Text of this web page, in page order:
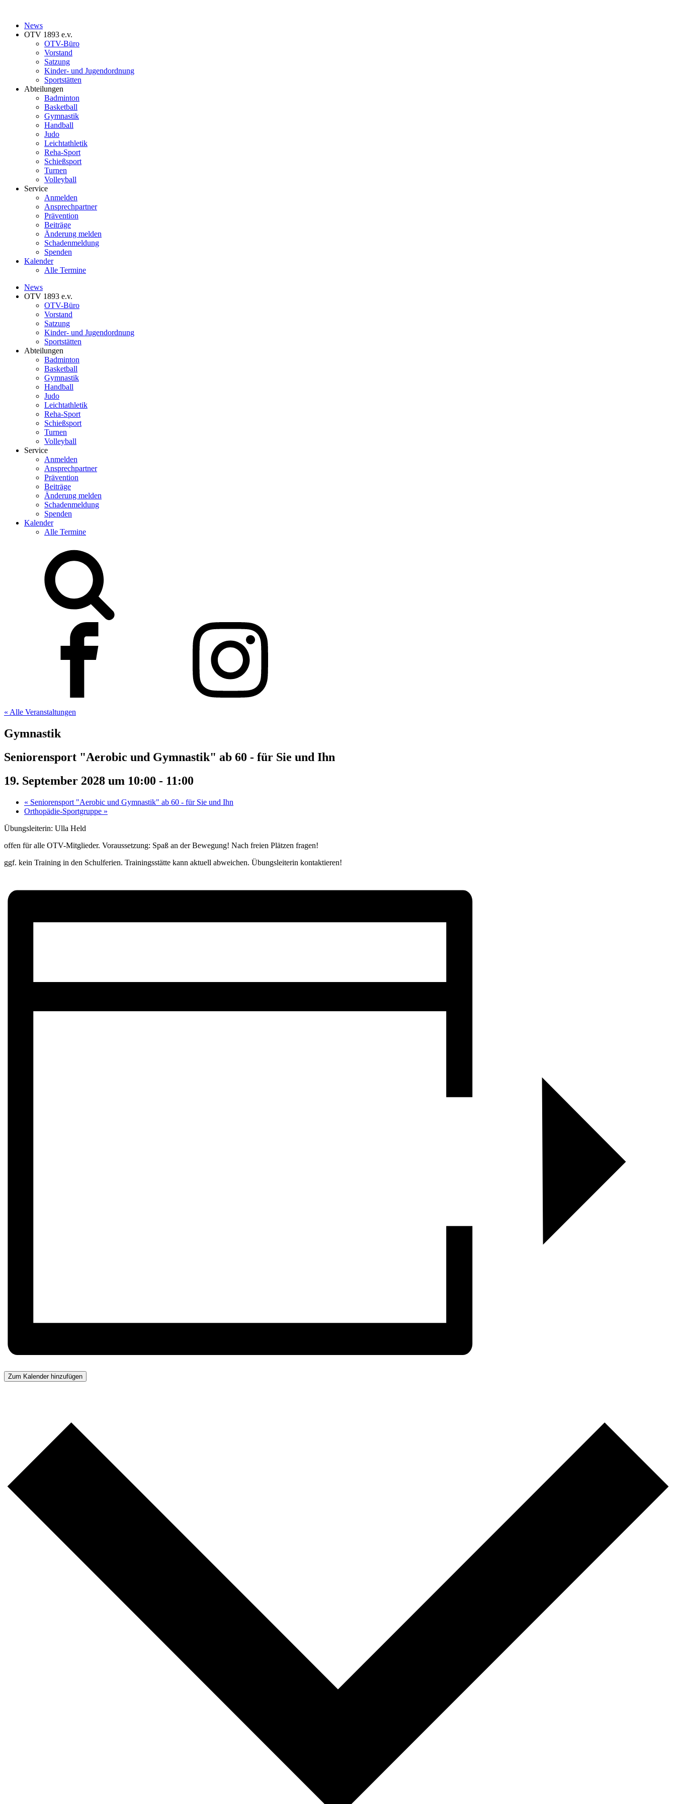
News
OTV 1893 e.v.
OTV-Büro
Vorstand
Satzung
Kinder- und Jugendordnung
Sportstätten
Abteilungen
Badminton
Basketball
Gymnastik
Handball
Judo
Leichtathletik
Reha-Sport
Schießsport
Turnen
Volleyball
Service
Anmelden
Ansprechpartner
Prävention
Beiträge
Änderung melden
Schadenmeldung
Spenden
Kalender
Alle Termine
News
OTV 1893 e.v.
OTV-Büro
Vorstand
Satzung
Kinder- und Jugendordnung
Sportstätten
Abteilungen
Badminton
Basketball
Gymnastik
Handball
Judo
Leichtathletik
Reha-Sport
Schießsport
Turnen
Volleyball
Service
Anmelden
Ansprechpartner
Prävention
Beiträge
Änderung melden
Schadenmeldung
Spenden
Kalender
Alle Termine
« Alle Veranstaltungen
Gymnastik
Seniorensport "Aerobic und Gymnastik" ab 60 - für Sie und Ihn
19. September 2028 um 10:00 - 11:00
« Seniorensport "Aerobic und Gymnastik" ab 60 - für Sie und Ihn
Orthopädie-Sportgruppe »
Übungsleiterin: Ulla Held
offen für alle OTV-Mitglieder. Voraussetzung: Spaß an der Bewegung! Nach freien Plätzen fragen!
ggf. kein Training in den Schulferien. Trainingsstätte kann aktuell abweichen. Übungsleiterin kontaktieren!
Zum Kalender hinzufügen